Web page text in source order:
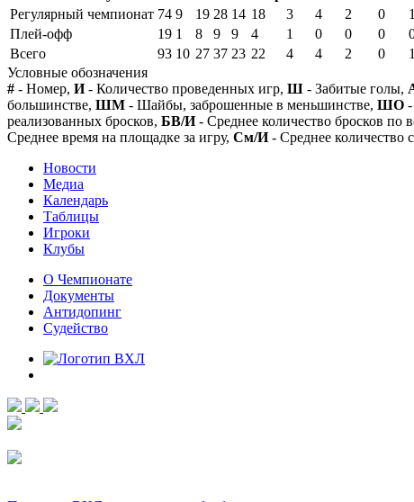
Регулярный чемпионат 74 9 19 28 14 18 3 4 2 0 1
Плей-офф
19 1 8 9 9 4 1 0 0 0
Всего
93 10 27 37 23 22 4 4 2 0 1
Условные обозначения
# - Номер, И- Количество проведенных игр, Ш - Забитые голы,
большинстве, ШМ - Шайбы, заброшенные в меньшинстве, ШО
реализованных бросков, БВ/И- Среднее количество бросков по
Среднее время на площадке за игру, См/И- Среднее количество
Новости
Медиа
Календарь
Таблицы
Игроки
Клубы
О Чемпионате
Документы
Антидопинг
Судейство